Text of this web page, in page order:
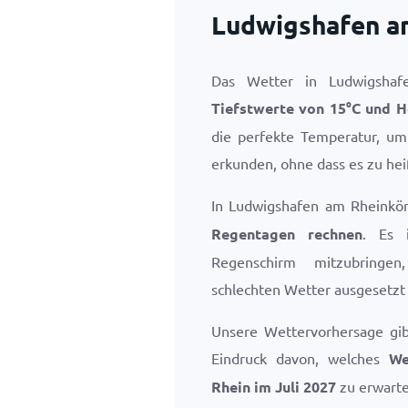
Ludwigshafen
Das Wetter in
Tiefstwerte von 15°Cund
die perfekte Temperatur,
erkunden, ohne dass es zu
In Ludwigshafen am
Regentagen rechnen. Es
Regenschirm
schlechten Wetter ausgesetzt
Unsere Wettervorhersage
Eindruck davon, welches
Rhein im Juli 2027 zu